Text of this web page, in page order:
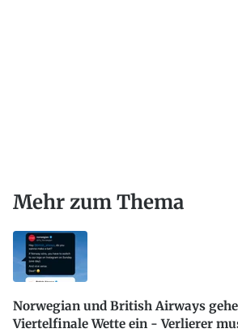
Mehr zum Thema
Norwegian und British Airways
Viertelfinale Wette ein - Verlierer